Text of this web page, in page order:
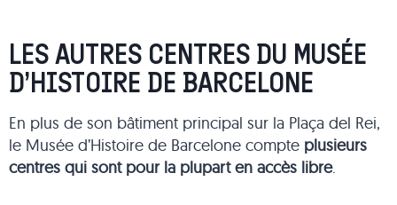
LES AUTRES CENTRES DU MUSÉE
D’HISTOIRE DE BARCELONE
En plus de son bâtiment principal sur la Plaça del Rei,
le Musée d’Histoire de Barcelone compte plusieurs
centres qui sont pour la plupart en accès libre.